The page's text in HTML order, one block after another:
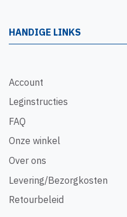
HANDIGE LINKS
Account
Leginstructies
FAQ
Onze winkel
Over ons
Levering/Bezorgkosten
Retourbeleid